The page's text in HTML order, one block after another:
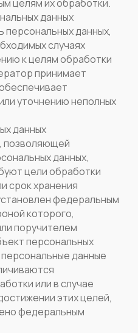
целям их обработки.
данных
персональных данных,
случаях
к целям обработки
принимает
уточнению неполных
данных
позволяющей
данных,
цели обработки
срок хранения
федеральным
которого,
поручителем
персональных
данные
или в случае
этих целей,
федеральным